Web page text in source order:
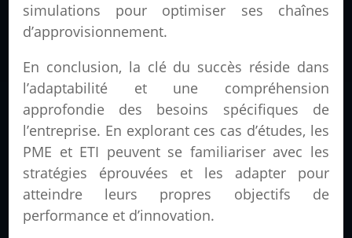
simulations pour optimiser ses chaînes
d’approvisionnement.
En conclusion, la clé du succès réside dans
l’adaptabilité et une compréhension
approfondie des besoins spécifiques de
l’entreprise. En explorant ces cas d’études, les
PME et ETI peuvent se familiariser avec les
stratégies éprouvées et les adapter pour
atteindre leurs propres objectifs de
performance et d’innovation.